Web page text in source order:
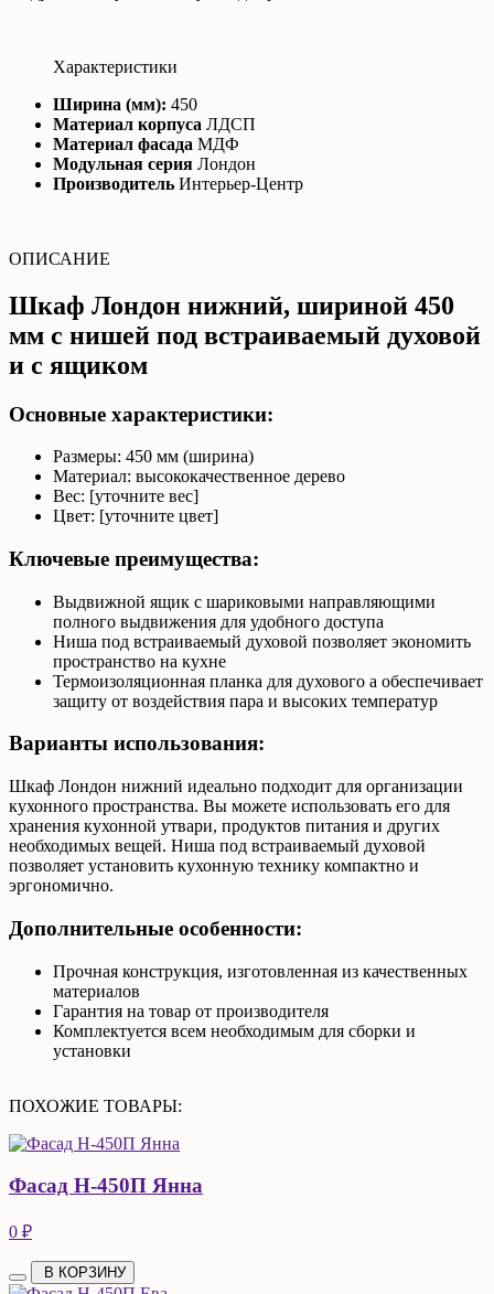
Характеристики
Ширина (мм): 450
Материал корпуса ЛДСП
Материал фасада МДФ
Модульная серия Лондон
Производитель Интерьер-Центр
ОПИСАНИЕ
Шкаф Лондон нижний, шириной 450
мм с нишей под встраиваемый духовой
и с ящиком
Основные характеристики:
Размеры: 450 мм (ширина)
Материал: высококачественное дерево
Вес: [уточните вес]
Цвет: [уточните цвет]
Ключевые преимущества:
Выдвижной ящик с шариковыми направляющими
полного выдвижения для удобного доступа
Ниша под встраиваемый духовой позволяет экономить
пространство на кухне
Термоизоляционная планка для духового а обеспечивает
защиту от воздействия пара и высоких температур
Варианты использования:
Шкаф Лондон нижний идеально подходит для организации
кухонного пространства. Вы можете использовать его для
хранения кухонной утвари, продуктов питания и других
необходимых вещей. Ниша под встраиваемый духовой
позволяет установить кухонную технику компактно и
эргономично.
Дополнительные особенности:
Прочная конструкция, изготовленная из качественных
материалов
Гарантия на товар от производителя
Комплектуется всем необходимым для сборки и
установки
ПОХОЖИЕ ТОВАРЫ:
Фасад Н-450П Янна
0 ₽
В КОРЗИНУ